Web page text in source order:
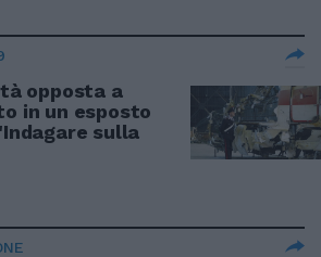
opposta a
in un esposto
sulla